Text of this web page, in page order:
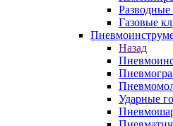
Газовые
Назад
Ударные